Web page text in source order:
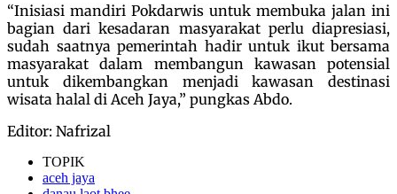
“Inisiasi mandiri Pokdarwis untuk membuka jalan ini
bagian dari kesadaran masyarakat perlu diapresiasi,
sudah saatnya pemerintah hadir untuk ikut bersama
masyarakat dalam membangun kawasan potensial
untuk dikembangkan menjadi kawasan destinasi
wisata halal di Aceh Jaya,” pungkas Abdo.
Editor: Nafrizal
TOPIK
aceh jaya